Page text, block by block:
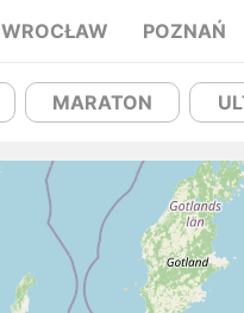
WROCŁAW POZNAŃ
MARATON